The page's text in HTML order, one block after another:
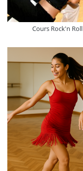
Cours Rock'n Roll